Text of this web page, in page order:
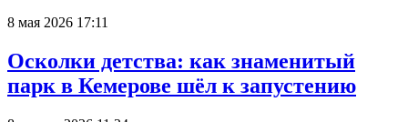
8 мая 2026 17:11
Осколки детства: как знаменитый
парк в Кемерове шёл к запустению